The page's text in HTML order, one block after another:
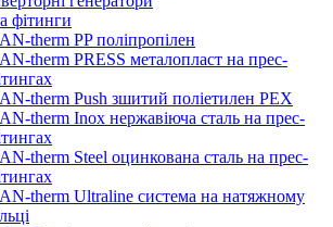
фітинги
therm PP поліпропілен
therm PRESS металопласт на прес-
therm Push зшитий поліетилен PEX
therm Inox нержавіюча сталь на прес-
therm Steel оцинкована сталь на прес-
therm Ultraline система на натяжному